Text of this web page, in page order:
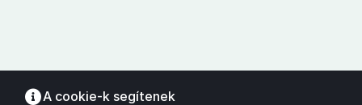
A cookie-k segítenek